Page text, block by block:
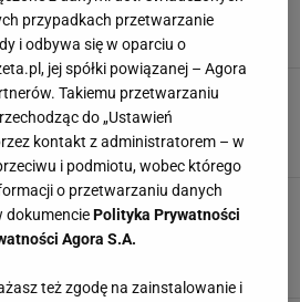
GDAŃSK
to ciasto z jabłkami i wszyscy prosili o
tkwi w polewie
MIGDAŁY
grzybowa? Na Wigilię podaję
receptury Wachowicz. Nie
kropla
przypadkach przetwarzanie
i odbywa się w oparciu o
jej spółki powiązanej – Agora
Takiemu przetwarzaniu
do „Ustawień
kontakt z administratorem – w
i podmiotu, wobec którego
o przetwarzaniu danych
dokumenciePolityka Prywatności
Agora S.A.
też zgodę na zainstalowanie i